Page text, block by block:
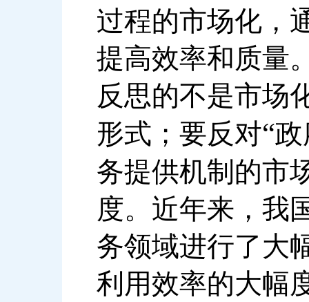
过程的市场化，
提高效率和质量
反思的不是市场
形式；要反对“
务提供机制的市
度。近年来，我
务领域进行了大
利用效率的大幅